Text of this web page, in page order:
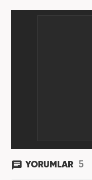
ve
YORUMLAR 5